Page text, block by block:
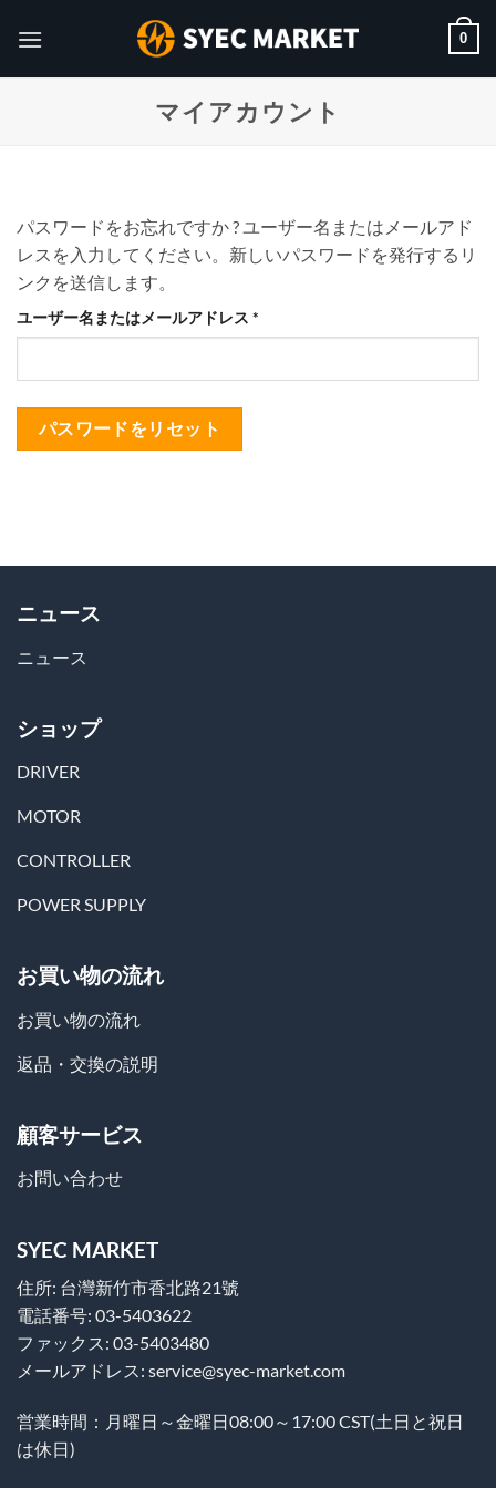
0
マイアカウント
パスワードをお忘れですか ? ユーザー名またはメールアド
レスを入力してください。新しいパスワードを発行するリ
ンクを送信します。
ユーザー名またはメールアドレス *
須
パスワードをリセット
ニュース
ニュース
ショップ
DRIVER
MOTOR
CONTROLLER
POWER SUPPLY
お買い物の流れ
お買い物の流れ
返品・交換の説明
顧客サービス
お問い合わせ
SYEC MARKET
住所: 台灣新竹市香北路21號
電話番号: 03-5403622
ファックス: 03-5403480
メールアドレス: service@syec-market.com
営業時間：月曜日～金曜日08:00～17:00 CST(土日と祝日
は休日)